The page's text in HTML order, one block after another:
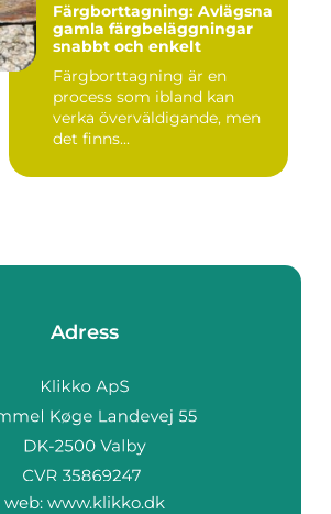
Färgborttagning: Avlägsna
gamla färgbeläggningar
snabbt och enkelt
Färgborttagning är en
process som ibland kan
verka överväldigande, men
det finns...
Adress
web: www.klikko.dk